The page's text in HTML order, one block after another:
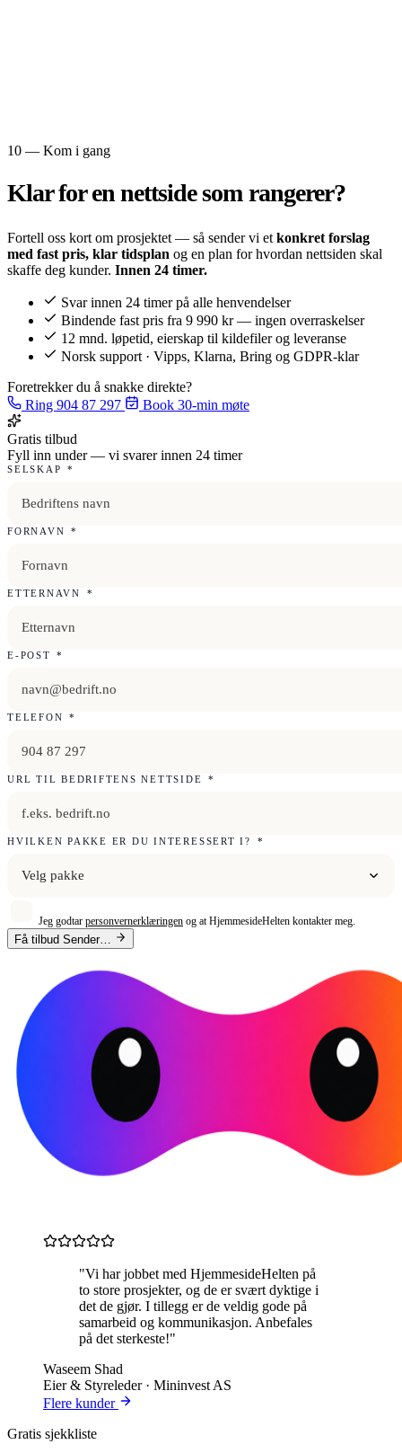
10 — Kom i gang
Klar for ennettside som rangerer?
Fortell oss kort om prosjektet — så sender vi et konkret forslag
med fast pris, klar tidsplan og en plan for hvordan nettsiden skal
skaffe deg kunder. Innen 24 timer.
Svar innen 24 timer på alle henvendelser
Bindende fast pris fra 9 990 kr — ingen overraskelser
12 mnd. løpetid, eierskap til kildefiler og leveranse
Norsk support · Vipps, Klarna, Bring og GDPR-klar
Foretrekker du å snakke direkte?
Ring 904 87 297
Book 30-min møte
Gratis tilbud
Fyll inn under — vi svarer innen 24 timer
SELSKAP *
FORNAVN *
ETTERNAVN *
E-POST *
TELEFON *
URL TIL BEDRIFTENS NETTSIDE *
HVILKEN PAKKE ER DU INTERESSERT I? *
Velg pakke
Jeg godtar personvernerklæringen og at HjemmesideHelten kontakter meg.
Få tilbud Sender…
"Vi har jobbet med HjemmesideHelten på
to store prosjekter, og de er svært dyktige i
det de gjør. I tillegg er de veldig gode på
samarbeid og kommunikasjon. Anbefales
på det sterkeste!"
Waseem Shad
Eier & Styreleder · Mininvest AS
Flere kunder
Gratis sjekkliste